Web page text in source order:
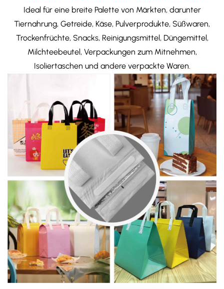
Ideal für eine breite Palette von Märkten, darunter
Tiernahrung, Getreide, Käse, Pulverprodukte, Süßwaren,
Trockenfrüchte, Snacks, Reinigungsmittel, Düngemittel,
Milchteebeutel, Verpackungen zum Mitnehmen,
Isoliertaschen und andere verpackte Waren.